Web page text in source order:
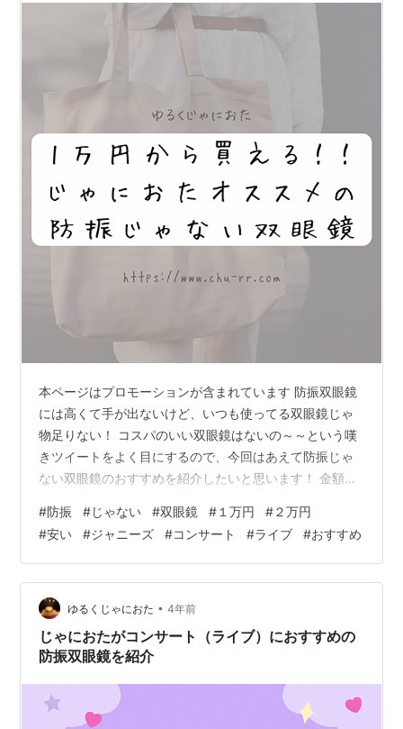
本ページはプロモーションが含まれています 防振双眼鏡
には高くて手が出ないけど、いつも使ってる双眼鏡じゃ
物足りない！ コスパのいい双眼鏡はないの～～という嘆
きツイートをよく目にするので、今回はあえて防振じゃ
ない双眼鏡のおすすめを紹介したいと思います！ 金額の
T02 10x21 ペンタックス PENTAX JUPITER 10x50 ビク
セン Vixen 双眼鏡 アトレックII HR8×32WP ケンコー・
トキナ Kenko Tokina Avantar 10×42 ED DH わたしのお
すすめベスト３ ニコン Nikon ACUL…
#防振 #じゃない #双眼鏡 #１万円 #２万円
#安い #ジャニーズ #コンサート #ライブ #おすすめ
ゆるくじゃにおた • 4年前
じゃにおたがコンサート（ライブ）におすすめの
防振双眼鏡を紹介